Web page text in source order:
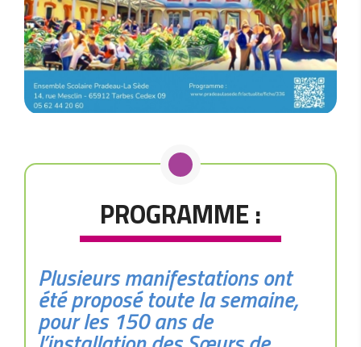
PROGRAMME :
Plusieurs manifestations ont
été proposé toute la semaine,
pour les 150 ans de